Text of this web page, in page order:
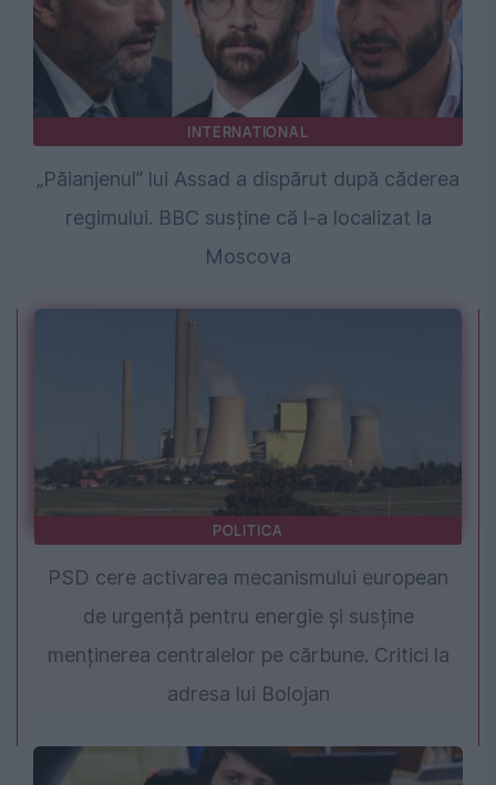
INTERNATIONAL
„Păianjenul” lui Assad a dispărut după căderea
regimului. BBC susține că l-a localizat la
Moscova
POLITICA
PSD cere activarea mecanismului european
de urgență pentru energie și susține
menținerea centralelor pe cărbune. Critici la
adresa lui Bolojan